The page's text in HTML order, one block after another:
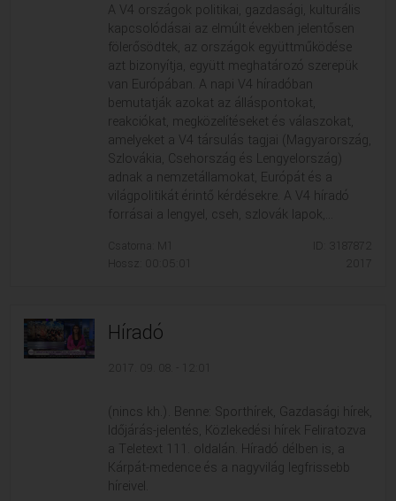
A V4 országok politikai, gazdasági, kulturális
kapcsolódásai az elmúlt években jelentősen
fölerősödtek, az országok együttműködése
azt bizonyítja, együtt meghatározó szerepük
van Európában. A napi V4 híradóban
bemutatják azokat az álláspontokat,
reakciókat, megközelítéseket és válaszokat,
amelyeket a V4 társulás tagjai (Magyarország,
Szlovákia, Csehország és Lengyelország)
adnak a nemzetállamokat, Európát és a
világpolitikát érintő kérdésekre. A V4 híradó
forrásai a lengyel, cseh, szlovák lapok,...
Csatorna: M1
Hossz: 00:05:01
ID: 3187872
2017
Híradó
2017. 09. 08. - 12:01
(nincs kh.). Benne: Sporthírek, Gazdasági hírek,
Időjárás-jelentés, Közlekedési hírek Feliratozva
a Teletext 111. oldalán. Híradó délben is, a
Kárpát-medence és a nagyvilág legfrissebb
híreivel.